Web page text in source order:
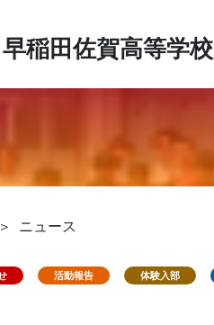
早稲田佐賀高等学校
＞ ニュース